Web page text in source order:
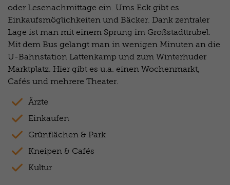
oder Lesenachmittage ein. Ums Eck gibt es
Einkaufsmöglichkeiten und Bäcker. Dank zentraler
Lage ist man mit einem Sprung im Großstadttrubel.
Mit dem Bus gelangt man in wenigen Minuten an die
U-Bahnstation Lattenkamp und zum Winterhuder
Marktplatz. Hier gibt es u.a. einen Wochenmarkt,
Cafés und mehrere Theater.
Ärzte
Einkaufen
Grünflächen & Park
Kneipen & Cafés
Kultur